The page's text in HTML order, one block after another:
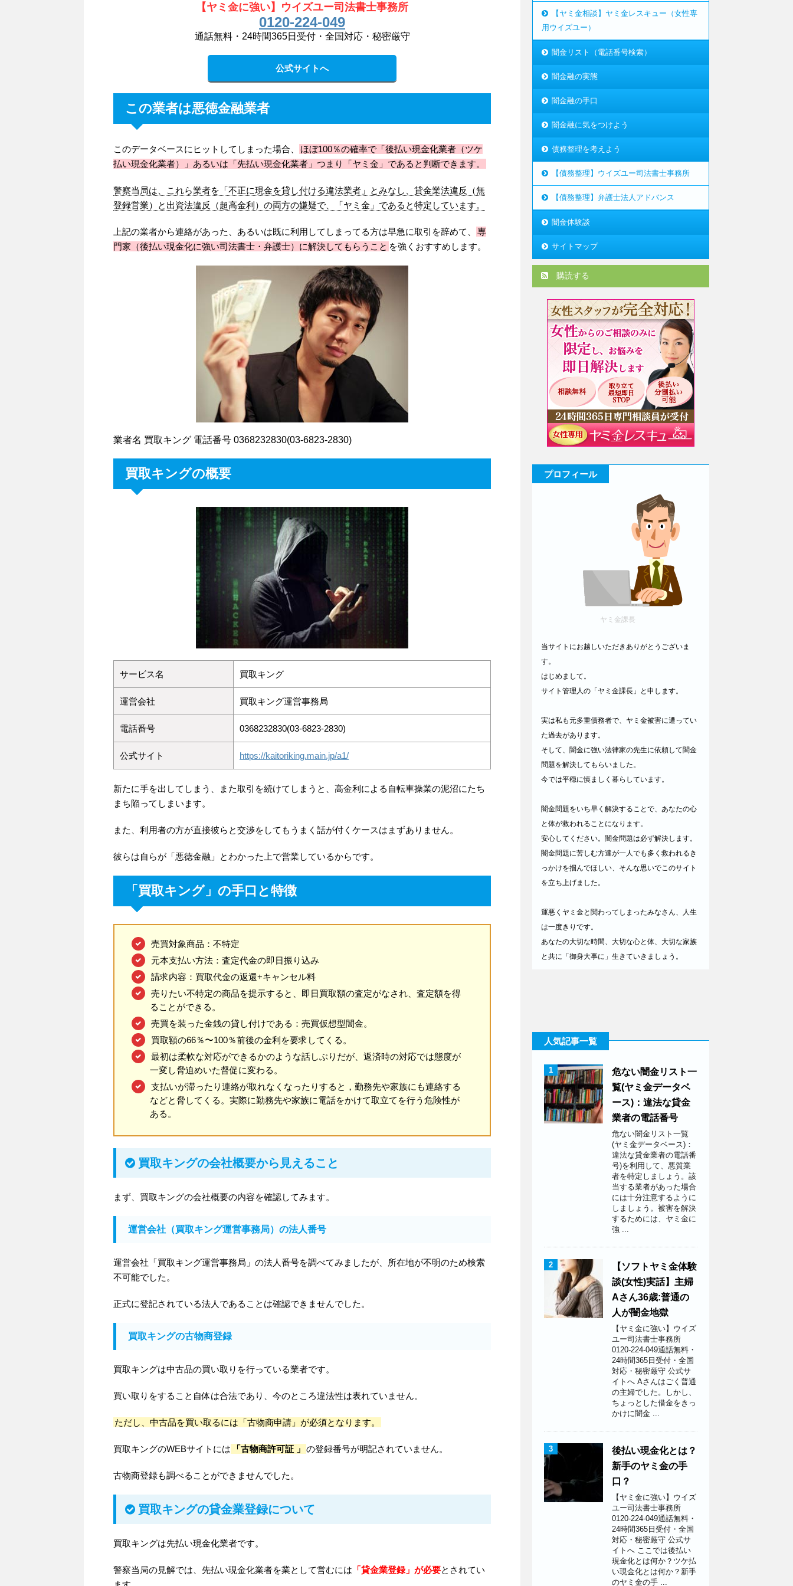
【ヤミ金に強い】ウイズユー司法書士事務所
0120-224-049
通話無料・24時間365日受付・全国対応・秘密厳守
公式サイトへ
この業者は悪徳金融業者
このデータベースにヒットしてしまった場合、
ほぼ100％の確率で「後払い現金化業者（ツケ
払い現金化業者）」あるいは「先払い現金化業者」つまり「ヤミ金」であると判断できます。
警察当局は、これら業者を「不正に現金を貸し付ける違法業者」とみなし、貸金業法違反（無
登録営業）と出資法違反（超高金利）の両方の嫌疑で、「ヤミ金」であると特定しています。
上記の業者から連絡があった、あるいは既に利用してしまってる方は早急に取引を辞めて、
専
門家（後払い現金化に強い司法書士・弁護士）に解決してもらうこと を強くおすすめします。
業者名 買取キング 電話番号 0368232830(03-6823-2830)
買取キングの概要
サービス名 買取キング
運営会社 買取キング運営事務局
電話番号 0368232830(03-6823-2830)
公式サイト https://kaitoriking.main.jp/a1/
新たに手を出してしまう、また取引を続けてしまうと、高金利による自転車操業の泥沼にたち
まち陥ってしまいます。
また、利用者の方が直接彼らと交渉をしてもうまく話が付くケースはまずありません。
彼らは自らが「悪徳金融」とわかった上で営業しているからです。
「買取キング」の手口と特徴
売買対象商品：不特定
元本支払い方法：査定代金の即日振り込み
請求内容：買取代金の返還+キャンセル料
売りたい不特定の商品を提示すると、即日買取額の査定がなされ、査定額を得
ることができる。
売買を装った金銭の貸し付けである：売買仮想型闇金。
買取額の66％〜100％前後の金利を要求してくる。
最初は柔軟な対応ができるかのような話しぶりだが、返済時の対応では態度が
一変し脅迫めいた督促に変わる。
支払いが滞ったり連絡が取れなくなったりすると，勤務先や家族にも連絡する
などと脅してくる。実際に勤務先や家族に電話をかけて取立てを行う危険性が
ある。
買取キングの会社概要から見えること
まず、買取キングの会社概要の内容を確認してみます。
運営会社（買取キング運営事務局）の法人番号
運営会社「買取キング運営事務局」の法人番号を調べてみましたが、所在地が不明のため検索
不可能でした。
正式に登記されている法人であることは確認できませんでした。
買取キングの古物商登録
買取キングは中古品の買い取りを行っている業者です。
買い取りをすること自体は合法であり、今のところ違法性は表れていません。
ただし、中古品を買い取るには「古物商申請」が必須となります。
買取キングのWEBサイトには 「古物商許可証 」 の登録番号が明記されていません。
古物商登録も調べることができませんでした。
買取キングの貸金業登録について
買取キングは先払い現金化業者です。
警察当局の見解では、先払い現金化業者を業として営むには 「貸金業登録」が必要とされてい
【ヤミ金相談】ヤミ金レスキュー（女性専
用ウイズユー）
闇金リスト（電話番号検索）
闇金融の実態
闇金融の手口
闇金融に気をつけよう
債務整理を考えよう
【債務整理】ウイズユー司法書士事務所
【債務整理】弁護士法人アドバンス
闇金体験談
サイトマップ
購読する
プロフィール
ヤミ金課長
当サイトにお越しいただきありがとうございま
す。
はじめまして。
サイト管理人の「ヤミ金課長」と申します。
実は私も元多重債務者で、ヤミ金被害に遭ってい
た過去があります。
そして、闇金に強い法律家の先生に依頼して闇金
問題を解決してもらいました。
今では平穏に慎ましく暮らしています。
闇金問題をいち早く解決することで、あなたの心
と体が救われることになります。
安心してください。闇金問題は必ず解決します。
闇金問題に苦しむ方達が一人でも多く救われるき
っかけを掴んでほしい、そんな思いでこのサイト
を立ち上げました。
運悪くヤミ金と関わってしまったみなさん、人生
は一度きりです。
あなたの大切な時間、大切な心と体、大切な家族
と共に「御身大事に」生きていきましょう。
人気記事一覧
1
危ない闇金リスト一
覧(ヤミ金データベ
ース)：違法な貸金
業者の電話番号
危ない闇金リスト一覧
(ヤミ金データベース)：
違法な貸金業者の電話番
号)を利用して、悪質業
者を特定しましょう。該
当する業者があった場合
には十分注意するように
しましょう。被害を解決
するためには、ヤミ金に
強 ...
2
【ソフトヤミ金体験
談(女性)実話】主婦
Aさん36歳:普通の
人が闇金地獄
【ヤミ金に強い】ウイズ
ユー司法書士事務所
0120-224-049通話無料・
24時間365日受付・全国
対応・秘密厳守 公式サ
イトへ Aさんはごく普通
の主婦でした。しかし、
ちょっとした借金をきっ
かけに闇金 ...
3
後払い現金化とは？
新手のヤミ金の手
口？
【ヤミ金に強い】ウイズ
ユー司法書士事務所
0120-224-049通話無料・
24時間365日受付・全国
対応・秘密厳守 公式サ
イトへ ここでは後払い
現金化とは何か？ツケ払
い現金化とは何か？新手
のヤミ金の手 ...